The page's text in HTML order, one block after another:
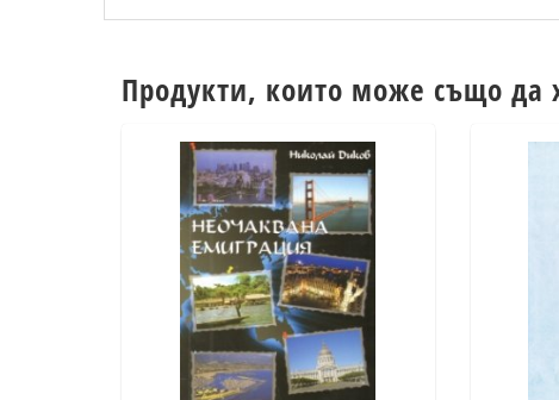
Продукти, които може също да